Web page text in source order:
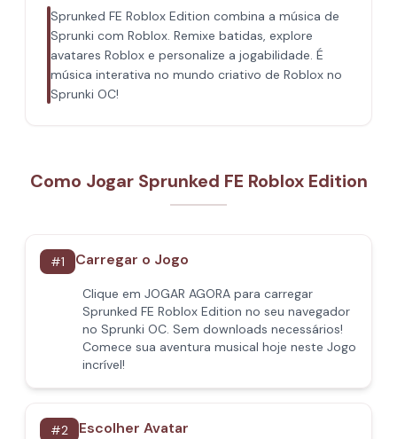
Sprunked FE Roblox Edition combina a música de
Sprunki com Roblox. Remixe batidas, explore
avatares Roblox e personalize a jogabilidade. É
música interativa no mundo criativo de Roblox no
Sprunki OC!
Como Jogar Sprunked FE Roblox Edition
#1 Carregar o Jogo
Clique em JOGAR AGORA para carregar
Sprunked FE Roblox Edition no seu navegador
no Sprunki OC. Sem downloads necessários!
Comece sua aventura musical hoje neste Jogo
incrível!
#2 Escolher Avatar